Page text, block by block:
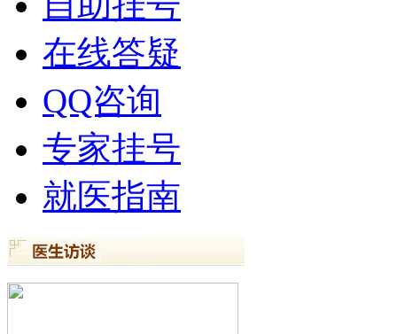
在线答疑
QQ咨询
专家挂号
就医指南